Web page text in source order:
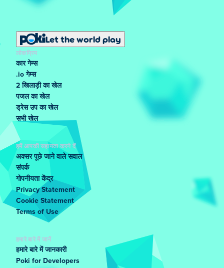
Let the world play
लोकप्रिय
कार गेम्स
.io गेम्स
2 खिलाड़ी का खेल
पजल का खेल
ड्रेस उप का खेल
सभी खेल
हमें आपकी सहायता करने दें
अक्सर पूछे जाने वाले सवाल
संपर्क
गोपनीयता केंद्र
Privacy Statement
Cookie Statement
Terms of Use
हमारे बारे में जानें
हमारे बारे में जानकारी
Poki for Developers